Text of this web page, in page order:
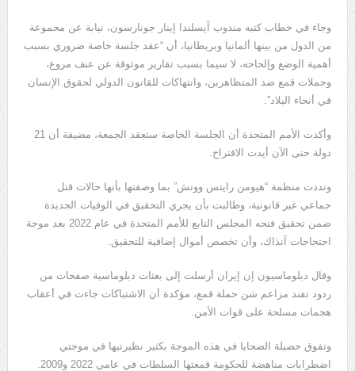
وجاء في خطاب كتبه مندوب آيسلندا إينار جونارسون، نيابة عن مجموعة
من الدول من بينها ألمانيا وبريطانيا، أن “عقد جلسة خاصة ضروري بسبب
أهمية الوضع وإلحاحه، لا سيما بسبب تقارير موثوقة عن عنف مروع،
وحملات قمع ضد المتظاهرين، وانتهاكات للقانون الدولي لحقوق الإنسان
في أنحاء البلاد”.
وأكدت الأمم المتحدة أن الجلسة الخاصة ستعقد الجمعة، مضيفة أن 21
دولة حتى الآن أيدت الاقتراح.
ونددت منظمة “هيومن رايتس ووتش” بما وصفتها بأنها حالات قتل
جماعي غير قانونية، وطالبت بأن يجري التحقيق في الوفيات الجديدة
ضمن تحقيق فتحه المجلس التابع للأمم المتحدة في عام 2022 بعد موجة
احتجاجات آنذاك، وأن تخصص أموال إضافية للتحقيق.
وقال دبلوماسيون إن إيران أرسلت إلى بعثات دبلوماسية صفحات من
ردود تفند مزاعم شن حملة قمع، مؤكدة أن الاشتباكات جاءت في أعقاب
هجمات مسلحة على قوات الأمن.
وتفوق حصيلة الضحايا في هذه الموجة بكثير نظيرتيها في موجتي
اضطرابات مناهضة للحكومة قمعتها السلطات في عامي 2022 و2009.